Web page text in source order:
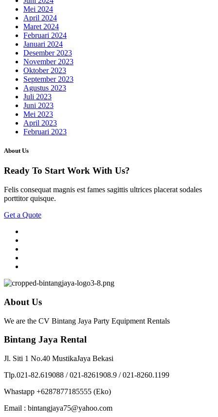
Mei 2024
April 2024
Maret 2024
Februari 2024
Januari 2024
Desember 2023
November 2023
Oktober 2023
September 2023
Agustus 2023
Juli 2023
Juni 2023
Mei 2023
April 2023
Februari 2023
About Us
Ready To StartWork With Us?
Felis consequat magnis est fames sagittis ultrices placerat sodales
porttitor quisque.
Get a Quote
About Us
We are the CV Bintang Jaya Party Equipment Rentals
Bintang Jaya Rental
Jl. Siti 1 No.40 MustikaJaya Bekasi
Tlp.021-82.619088 / 021-8261908.9 / 021-8260.1199
Whastapp +6287877185555 (Eko)
Email : bintangjaya75@yahoo.com